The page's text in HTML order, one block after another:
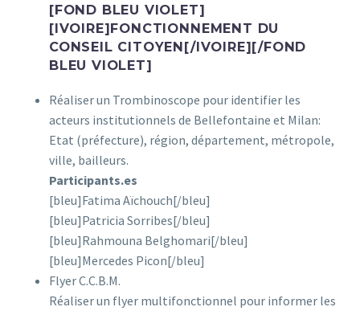
[FOND BLEU VIOLET]
[IVOIRE]FONCTIONNEMENT DU
CONSEIL CITOYEN[/IVOIRE][/FOND
BLEU VIOLET]
Réaliser un Trombinoscope pour identifier les
acteurs institutionnels de Bellefontaine et Milan:
Etat (préfecture), région, département, métropole,
ville, bailleurs.
Participants.es
[bleu]Fatima Aïchouch[/bleu]
[bleu]Patricia Sorribes[/bleu]
[bleu]Rahmouna Belghomari[/bleu]
[bleu]Mercedes Picon[/bleu]
Flyer C.C.B.M.
Réaliser un flyer multifonctionnel pour informer les